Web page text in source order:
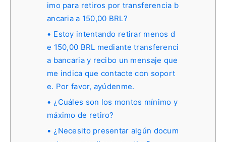
imo para retiros por transferencia b
ancaria a 150,00 BRL?
Estoy intentando retirar menos d
e 150,00 BRL mediante transferenci
a bancaria y recibo un mensaje que
me indica que contacte con soport
e. Por favor, ayúdenme.
¿Cuáles son los montos mínimo y
máximo de retiro?
¿Necesito presentar algún docum